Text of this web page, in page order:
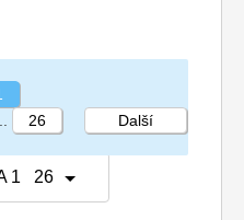
1 26
26 Další